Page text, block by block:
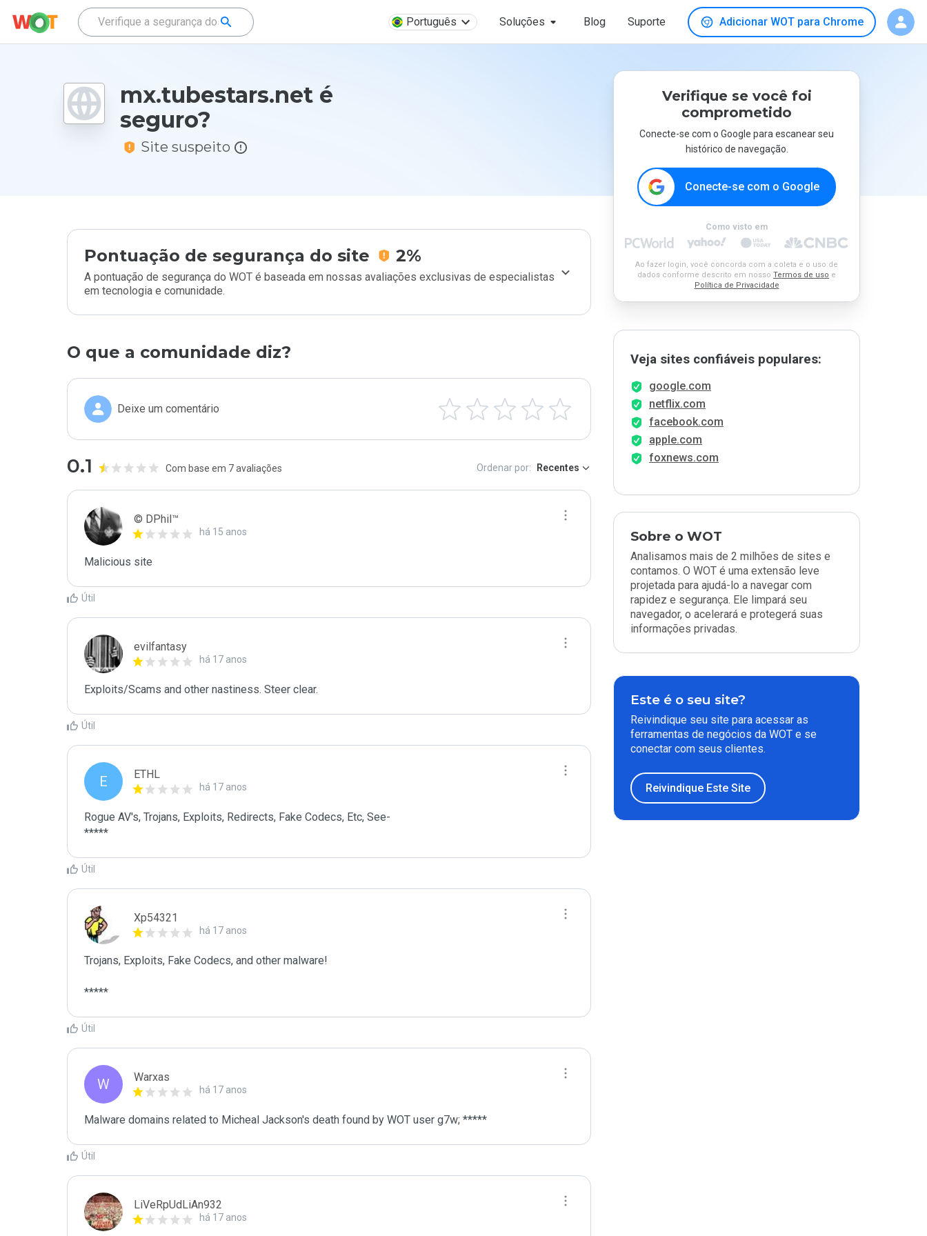
Português Soluções Blog Suporte Adicionar WOT para Chrome
mx.tubestars.net é
seguro?
Site suspeito
Pontuação de segurança do site 2%
A pontuação de segurança do WOT é baseada em nossas avaliações exclusivas de especialistas
em tecnologia e comunidade.
O que a comunidade diz?
Deixe um comentário
0.1 Com base em 7 avaliações Ordenar por: Recentes
© DPhil™
há 15 anos
Malicious site
Útil
evilfantasy
há 17 anos
Exploits/Scams and other nastiness. Steer clear.
Útil
E ETHL
há 17 anos
Rogue AV's, Trojans, Exploits, Redirects, Fake Codecs, Etc, See-
*****
Útil
Xp54321
há 17 anos
Trojans, Exploits, Fake Codecs, and other malware!
*****
Útil
W Warxas
há 17 anos
Malware domains related to Micheal Jackson's death found by WOT user g7w; *****
Útil
LiVeRpUdLiAn932
há 17 anos
Verifique se você foi
comprometido
Conecte-se com o Google para escanear seu
histórico de navegação.
Conecte-se com o Google
Como visto em
Ao fazer login, você concorda com a coleta e o uso de
dados conforme descrito em nosso Termos de uso e
Política de Privacidade
Veja sites confiáveis populares:
google.com
netflix.com
facebook.com
apple.com
foxnews.com
Sobre o WOT
Analisamos mais de 2 milhões de sites e
contamos. O WOT é uma extensão leve
projetada para ajudá-lo a navegar com
rapidez e segurança. Ele limpará seu
navegador, o acelerará e protegerá suas
informações privadas.
Este é o seu site?
Reivindique seu site para acessar as
ferramentas de negócios da WOT e se
conectar com seus clientes.
Reivindique Este Site